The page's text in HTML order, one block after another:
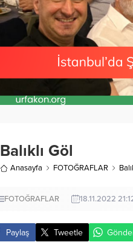
Balıklı Göl
Anasayfa FOTOĞRAFLAR
FOTOĞRAFLAR 18.11.2022
Paylaş Tweetle